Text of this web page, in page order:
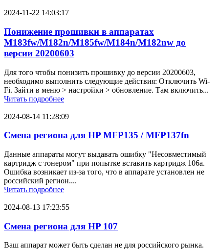
2024-11-22 14:03:17
Понижение прошивки в аппаратах
M183fw/M182n/M185fw/M184n/M182nw до
версии 20200603
Для того чтобы понизить прошивку до версии 20200603,
необходимо выполнить следующие действия: Отключить Wi-
Fi. Зайти в меню > настройки > обновление. Там включить...
Читать подробнее
2024-08-14 11:28:09
Смена региона для HP MFP135 / MFP137fn
Данные аппараты могут выдавать ошибку "Несовместимый
картридж с тонером" при попытке вставить картридж 106a.
Ошибка возникает из-за того, что в аппарате установлен не
российский регион....
Читать подробнее
2024-08-13 17:23:55
Смена региона для HP 107
Ваш аппарат может быть сделан не для российского рынка.